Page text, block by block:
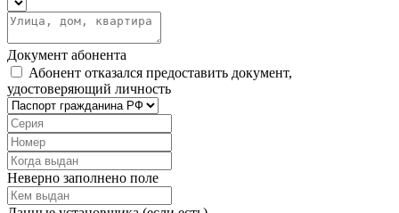
Документ абонента
Абонент отказался предоставить документ,
удостоверяющий личность
Неверно заполнено поле